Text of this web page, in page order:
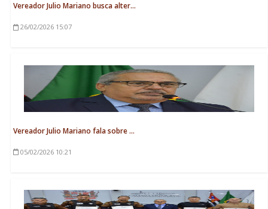
Vereador Julio Mariano busca alter...
26/02/2026 15:07
Vereador Julio Mariano fala sobre ...
05/02/2026 10:21